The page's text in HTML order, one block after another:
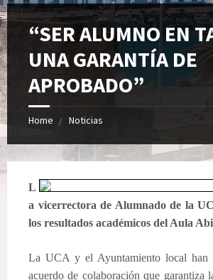
“SER ALUMNO EN
UNA GARANTÍA DE
APROBADO”
Home Noticias
L
a vicerrectora de Alumnado de la
los resultados académicos del Aula
La UCA y el Ayuntamiento local han
acuerdo de colaboración que garantiza